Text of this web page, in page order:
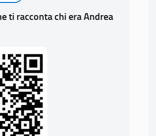
ti racconta chi era Andrea